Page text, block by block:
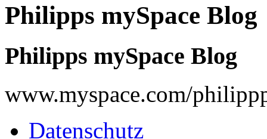
Philipps mySpace Blog
Philipps mySpace Blog
www.myspace.com/
Datenschutz